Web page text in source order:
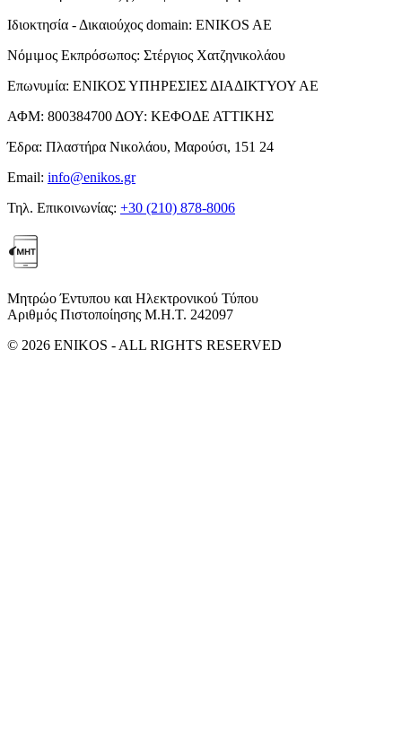
Ιδιοκτησία - Δικαιούχος domain: ENIKOS AE
Νόμιμος Εκπρόσωπος: Στέργιος Χατζηνικολάου
Επωνυμία: ΕΝΙΚΟΣ ΥΠΗΡΕΣΙΕΣ ΔΙΑΔΙΚΤΥΟΥ ΑΕ
ΑΦΜ: 800384700 ΔΟΥ: ΚΕΦΟΔΕ ΑΤΤΙΚΗΣ
Έδρα: Πλαστήρα Νικολάου, Μαρούσι, 151 24
Email: info@enikos.gr
Τηλ. Επικοινωνίας: +30 (210) 878-8006
Μητρώο Έντυπου και Ηλεκτρονικού Τύπου
Αριθμός Πιστοποίησης Μ.Η.Τ. 242097
© 2026 ENIKOS - ALL RIGHTS RESERVED